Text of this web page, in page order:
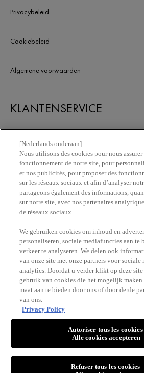
Privacybeleid
Cookiebeleid
Algemene voorwaarden
KLANTENSERVICE
Vind een apotheek
ERetailer List
BLIJF OP DE HOOGTE
TSA 75000 93584 ST OUEN CEDEX FR.
[Nederlands onderaan]
Nous utilisons des cookies pour nous
fonctionnement de notre site, pour
et nos publicités, pour proposer des
sur les réseaux sociaux et afin d’analyser
partageons également des informations,
sur notre site, avec nos partenaires
de réseaux sociaux.
We gebruiken cookies om inhoud en
personaliseren, sociale mediafuncties aan te
verkeer te analyseren. We delen ook
van onze site met onze partners voor sociale
analytics. Doordat u verder klikt op deze
gebruik van cookies die het mogelijk maken
maat aan te bieden door ons of door derde
van ons.
Privacy Policy
Refuser tous les cookies
Autoriser tous les cookies
Alle cookies accepteren